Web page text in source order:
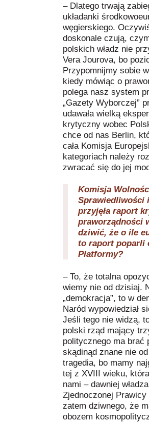
– Dlatego trwają
układanki
węgierskiego.
doskonale czują,
polskich władz nie
Vera Jourova, bo
Przypomnijmy sobie
kiedy mówiąc o
polega nasz system
„Gazety Wyborczej”
udawała wielką
krytyczny wobec
chce od nas Berlin,
cała Komisja
kategoriach należy
zwracać się do jej
Komisja
Sprawiedliwości
przyjęła raport
praworządności
dziwić, że o ile
to raport poparli
Platformy?
– To, że totalna
wiemy nie od dzisiaj.
„demokracja”, to w
Naród wypowiedział
Jeśli tego nie widzą,
polski rząd mający
politycznego ma brać
skądinąd znane nie
tragedia, bo mamy
tej z XVIII wieku,
nami – dawniej
Zjednoczonej
zatem dziwnego, że
obozem